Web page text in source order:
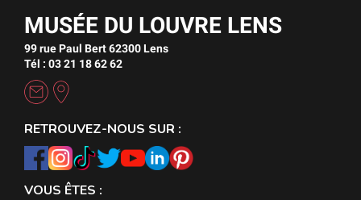
MUSÉE DU LOUVRE LENS
99 rue Paul Bert 62300 Lens
Tél : 03 21 18 62 62
RETROUVEZ-NOUS SUR :
VOUS ÊTES :